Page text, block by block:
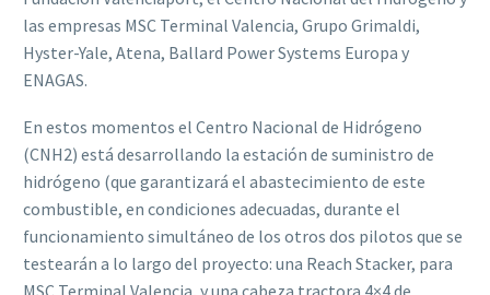
las empresas MSC Terminal Valencia, Grupo Grimaldi,
Hyster-Yale, Atena, Ballard Power Systems Europa y
ENAGAS.
En estos momentos el Centro Nacional de Hidrógeno
(CNH2) está desarrollando la estación de suministro de
hidrógeno (que garantizará el abastecimiento de este
combustible, en condiciones adecuadas, durante el
funcionamiento simultáneo de los otros dos pilotos que se
testearán a lo largo del proyecto: una Reach Stacker, para
MSC Terminal Valencia, y una cabeza tractora 4×4 de